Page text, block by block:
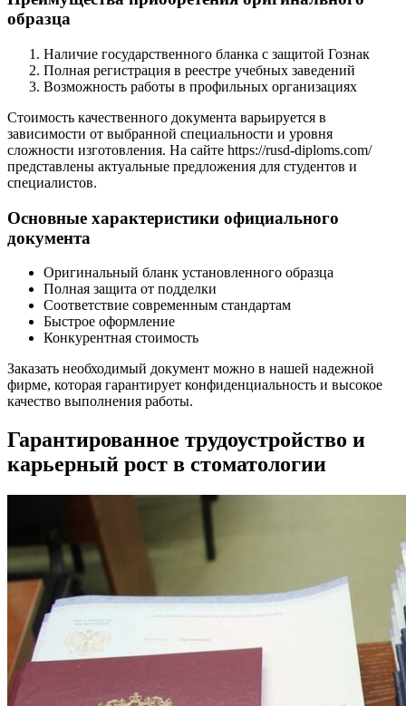
образца
Наличие государственного бланка с защитой Гознак
Полная регистрация в реестре учебных заведений
Возможность работы в профильных организациях
Стоимость качественного документа варьируется в
зависимости от выбранной специальности и уровня
сложности изготовления. На сайте https://rusd-diploms.com/
представлены актуальные предложения для студентов и
специалистов.
Основные характеристики официального
документа
Оригинальный бланк установленного образца
Полная защита от подделки
Соответствие современным стандартам
Быстрое оформление
Конкурентная стоимость
Заказать необходимый документ можно в нашей надежной
фирме, которая гарантирует конфиденциальность и высокое
качество выполнения работы.
Гарантированное трудоустройство и
карьерный рост в стоматологии